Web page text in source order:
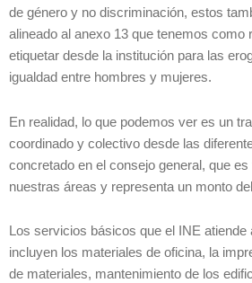
de género y no discriminación, estos
alineado al anexo 13 que tenemos como
etiquetar desde la institución para las
igualdad entre hombres y mujeres.
En realidad, lo que podemos ver es un
coordinado y colectivo desde las
concretado en el consejo general, que
nuestras áreas y representa un monto
Los servicios básicos que el INE atiende
incluyen los materiales de oficina, la
de materiales, mantenimiento de los